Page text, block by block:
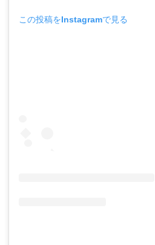
この投稿をInstagramで見る